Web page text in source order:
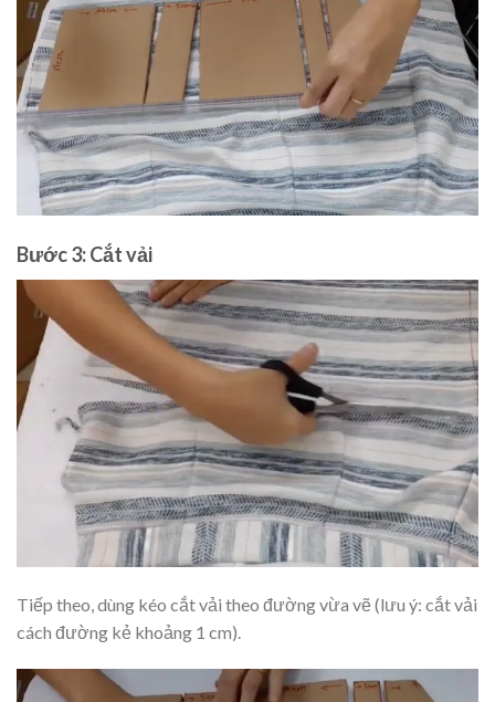
Bước 3: Cắt vải
Tiếp theo, dùng kéo cắt vải theo đường vừa vẽ (lưu ý: cắt vải
cách đường kẻ khoảng 1 cm).